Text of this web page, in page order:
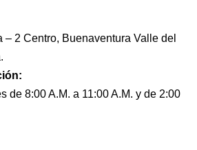
– 2 Centro, Buenaventura Valle del
de 8:00 A.M. a 11:00 A.M. y de 2:00